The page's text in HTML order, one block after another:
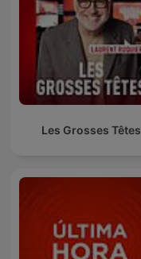
Les Grosses Têtes